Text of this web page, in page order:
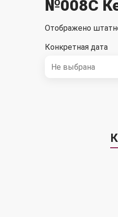
№008С
Отображено
Конкретная дата